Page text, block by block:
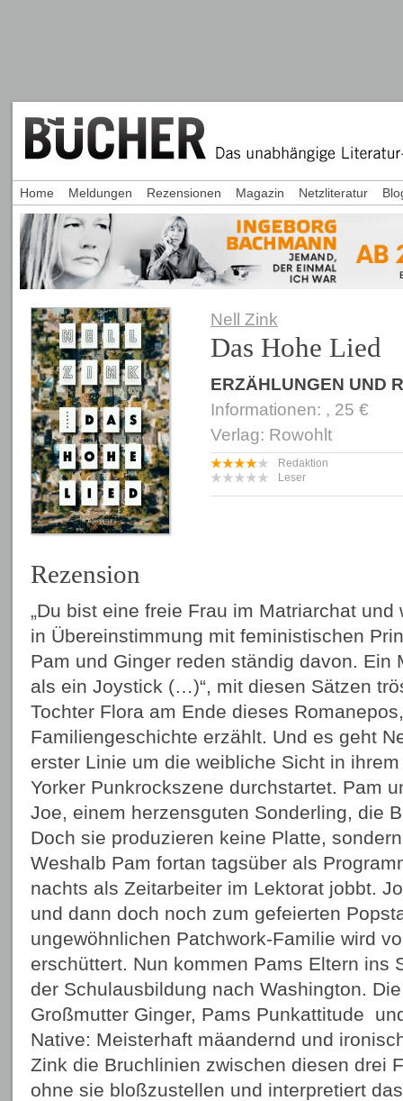
Nell Zink
Das Hohe Lied
ERZÄHLUNGEN UND
Informationen: , 25 €
Verlag: Rowohlt
Redaktion
Leser
Rezension
„Du bist eine freie Frau im Matriarchat
in Übereinstimmung mit feministischen
Pam und Ginger reden ständig davon. Ein
als ein Joystick (…)“, mit diesen Sätzen
Tochter Flora am Ende dieses
Familiengeschichte erzählt. Und es geht
erster Linie um die weibliche Sicht in
Yorker Punkrockszene durchstartet. Pam
Joe, einem herzensguten Sonderling, die
Doch sie produzieren keine Platte,
Weshalb Pam fortan tagsüber als
nachts als Zeitarbeiter im Lektorat jobbt.
und dann doch noch zum gefeierten
ungewöhnlichen Patchwork-Familie wird
erschüttert. Nun kommen Pams Eltern ins
der Schulausbildung nach Washington.
Großmutter Ginger, Pams Punkattitude
Native: Meisterhaft mäandernd und
Zink die Bruchlinien zwischen diesen drei
ohne sie bloßzustellen und interpretiert
Home Meldungen Rezensionen Magazin Netzliteratur